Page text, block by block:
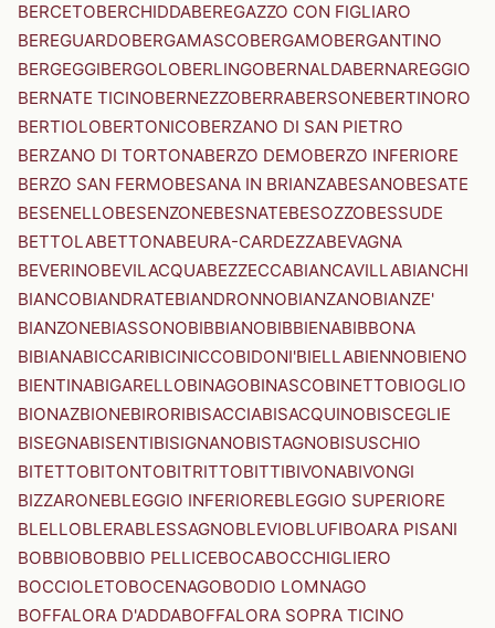
BERCETOBERCHIDDABEREGAZZO CON FIGLIARO
BEREGUARDOBERGAMASCOBERGAMOBERGANTINO
BERGEGGIBERGOLOBERLINGOBERNALDABERNAREGGIO
BERNATE TICINOBERNEZZOBERRABERSONEBERTINORO
BERTIOLOBERTONICOBERZANO DI SAN PIETRO
BERZANO DI TORTONABERZO DEMOBERZO INFERIORE
BERZO SAN FERMOBESANA IN BRIANZABESANOBESATE
BESENELLOBESENZONEBESNATEBESOZZOBESSUDE
BETTOLABETTONABEURA-CARDEZZABEVAGNA
BEVERINOBEVILACQUABEZZECCABIANCAVILLABIANCHI
BIANCOBIANDRATEBIANDRONNOBIANZANOBIANZE'
BIANZONEBIASSONOBIBBIANOBIBBIENABIBBONA
BIBIANABICCARIBICINICCOBIDONI'BIELLABIENNOBIENO
BIENTINABIGARELLOBINAGOBINASCOBINETTOBIOGLIO
BIONAZBIONEBIRORIBISACCIABISACQUINOBISCEGLIE
BISEGNABISENTIBISIGNANOBISTAGNOBISUSCHIO
BITETTOBITONTOBITRITTOBITTIBIVONABIVONGI
BIZZARONEBLEGGIO INFERIOREBLEGGIO SUPERIORE
BLELLOBLERABLESSAGNOBLEVIOBLUFIBOARA PISANI
BOBBIOBOBBIO PELLICEBOCABOCCHIGLIERO
BOCCIOLETOBOCENAGOBODIO LOMNAGO
BOFFALORA D'ADDABOFFALORA SOPRA TICINO